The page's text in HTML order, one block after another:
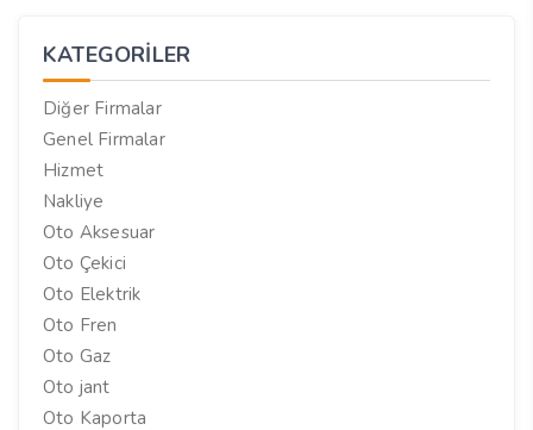
KATEGORILER
Diğer Firmalar
Genel Firmalar
Hizmet
Nakliye
Oto Aksesuar
Oto Çekici
Oto Elektrik
Oto Fren
Oto Gaz
Oto jant
Oto Kaporta